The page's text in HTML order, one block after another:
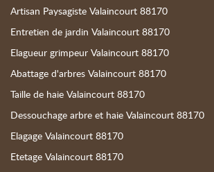
Artisan Paysagiste Valaincourt 88170
Entretien de jardin Valaincourt 88170
Elagueur grimpeur Valaincourt 88170
Abattage d'arbres Valaincourt 88170
Taille de haie Valaincourt 88170
Dessouchage arbre et haie Valaincourt 88170
Elagage Valaincourt 88170
Etetage Valaincourt 88170